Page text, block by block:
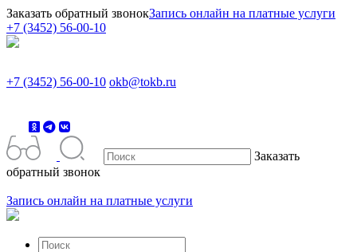
Заказать обратный звонокЗапись онлайн на платные услуги
+7 (3452) 56-00-10
+7 (3452) 56-00-10 okb@tokb.ru
Заказать
обратный звонок
Запись онлайн на платные услуги